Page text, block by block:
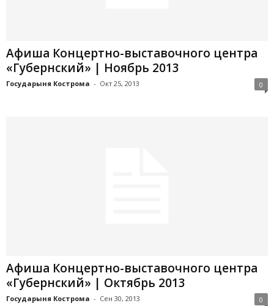
Афиша Концертно-выставочного центра
«Губернский» | Ноябрь 2013
Государыня Кострома - Окт 25, 2013 0
Афиша Концертно-выставочного центра
«Губернский» | Октябрь 2013
Государыня Кострома - Сен 30, 2013 0